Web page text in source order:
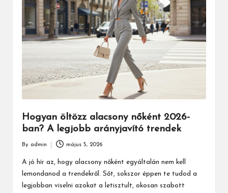
Hogyan öltözz alacsony nőként 2026-
ban? A legjobb arányjavító trendek
Posted
by
By admin május 5, 2026
A jó hír az, hogy alacsony nőként egyáltalán nem kell
lemondanod a trendekről. Sőt, sokszor éppen te tudod a
legjobban viselni azokat a letisztult, okosan szabott